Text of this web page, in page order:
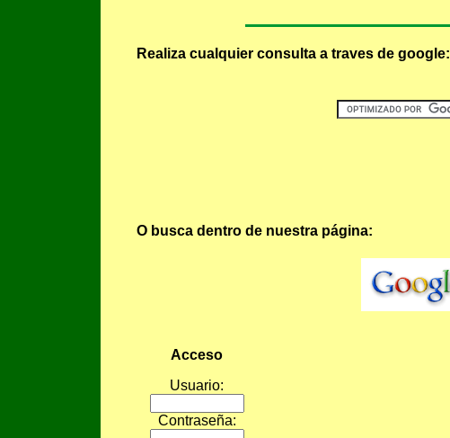
Realiza cualquier consulta a traves de google:
O busca dentro de nuestra página:
Acceso
Usuario:
Contraseña: